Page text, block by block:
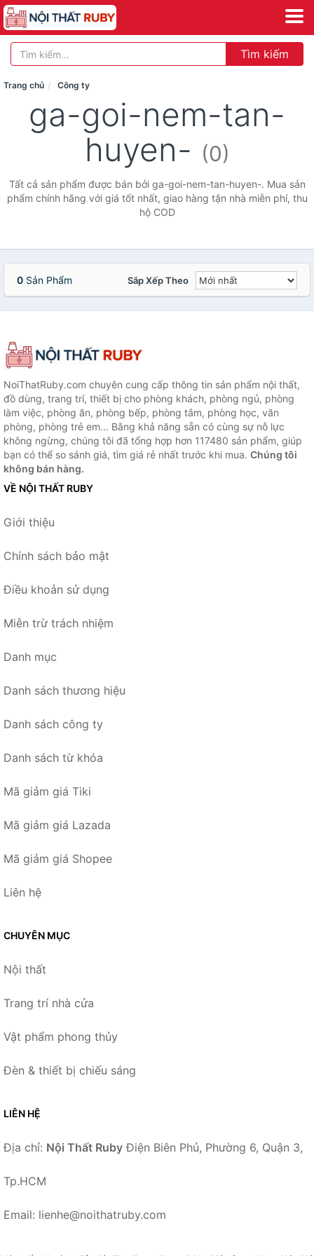
Tìm kiếm
Trang chủ Công ty
ga-goi-nem-tan-
huyen- (0)
Tất cả sản phẩm được bán bởi ga-goi-nem-tan-huyen-. Mua sản
phẩm chính hãng với giá tốt nhất, giao hàng tận nhà miễn phí, thu
hộ COD
0 Sản Phẩm Sắp Xếp Theo
NoiThatRuby.com chuyên cung cấp thông tin sản phẩm nội thất,
đồ dùng, trang trí, thiết bị cho phòng khách, phòng ngủ, phòng
làm việc, phòng ăn, phòng bếp, phòng tắm, phòng học, văn
phòng, phòng trẻ em... Bằng khả năng sẵn có cùng sự nỗ lực
không ngừng, chúng tôi đã tổng hợp hơn 117480 sản phẩm, giúp
bạn có thể so sánh giá, tìm giá rẻ nhất trước khi mua. Chúng tôi
không bán hàng.
VỀ NỘI THẤT RUBY
Giới thiệu
Chính sách bảo mật
Điều khoản sử dụng
Miễn trừ trách nhiệm
Danh mục
Danh sách thương hiệu
Danh sách công ty
Danh sách từ khóa
Mã giảm giá Tiki
Mã giảm giá Lazada
Mã giảm giá Shopee
Liên hệ
CHUYÊN MỤC
Nội thất
Trang trí nhà cửa
Vật phẩm phong thủy
Đèn & thiết bị chiếu sáng
LIÊN HỆ
Địa chỉ: Nội Thất Ruby Điện Biên Phủ, Phường 6, Quận 3,
Tp.HCM
Email: lienhe@noithatruby.com